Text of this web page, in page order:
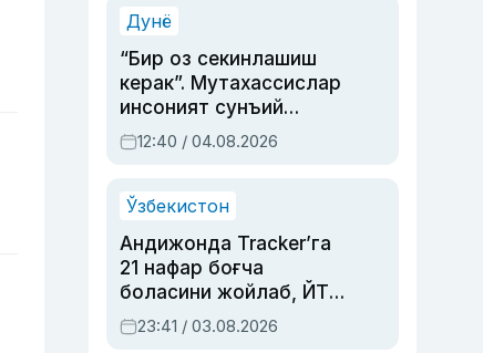
синовларга тўла ҳаёти
Дунё
“Бир оз секинлашиш
керак”. Мутахассислар
инсоният сунъий
интеллектни бошқара
олмай қолишидан
12:40 / 04.08.2026
Ўзбекистон
Андижонда Tracker’га
21 нафар боғча
боласини жойлаб, ЙТҲ
содир этган аёлга суд
ҳукми ўқилди
23:41 / 03.08.2026